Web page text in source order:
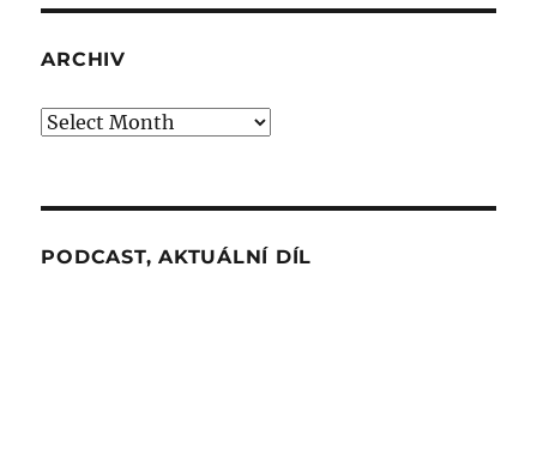
ARCHIV
Archiv
PODCAST, AKTUÁLNÍ DÍL